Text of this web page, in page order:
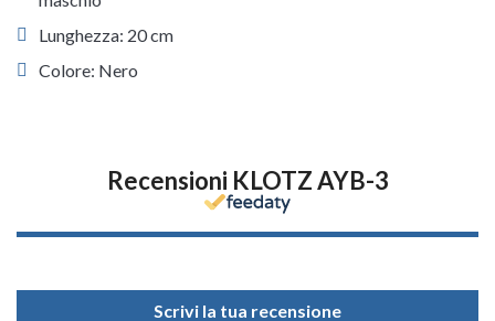
Lunghezza: 20 cm
Colore: Nero
Recensioni KLOTZ AYB-3
Scrivi la tua recensione